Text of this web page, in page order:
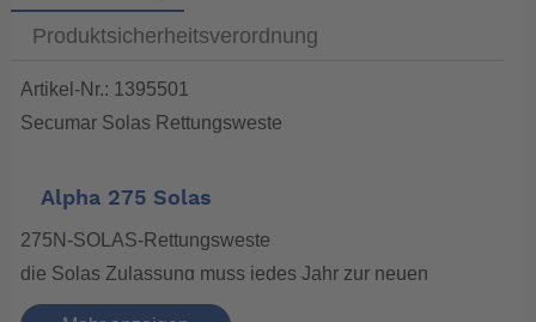
Produktsicherheitsverordnung
Artikel-Nr.: 1395501
Secumar Solas Rettungsweste
Alpha 275 Solas
275N-SOLAS-Rettungsweste
die Solas Zulassung muss jedes Jahr zur neuen
Wartung !!! Aus dioesem Grund wird jede Solasweste